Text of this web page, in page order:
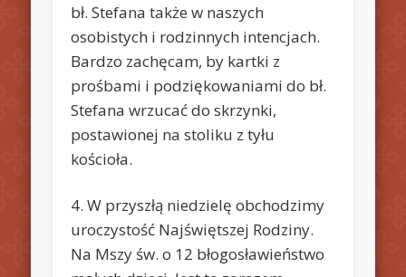
bł. Stefana także w naszych
osobistych i rodzinnych intencjach.
Bardzo zachęcam, by kartki z
prośbami i podziękowaniami do bł.
Stefana wrzucać do skrzynki,
postawionej na stoliku z tyłu
kościoła.
4. W przyszłą niedzielę obchodzimy
uroczystość Najświętszej Rodziny.
Na Mszy św. o 12 błogosławieństwo